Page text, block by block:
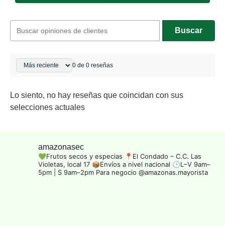
Buscar
0 de 0 reseñas
Lo siento, no hay reseñas que coincidan con sus
selecciones actuales
amazonasec
💚Frutos secos y especias 📍El Condado – C.C. Las
Violetas, local 17 📦Envíos a nivel nacional 🕒L–V 9am–
5pm | S 9am–2pm Para negocio @amazonas.mayorista